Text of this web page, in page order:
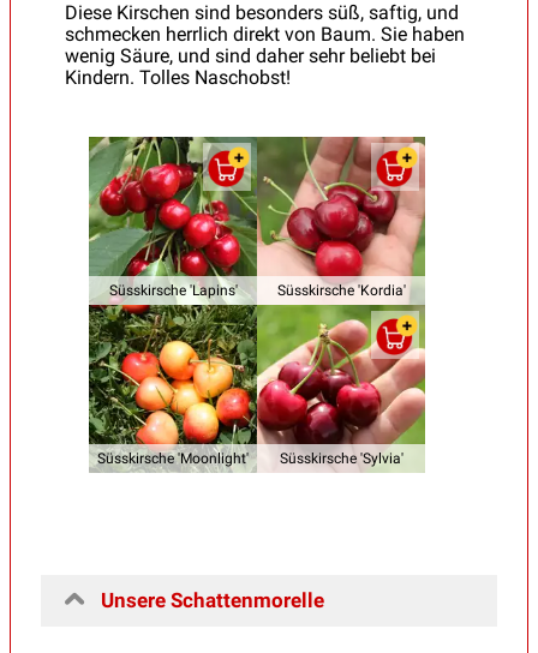
Diese Kirschen sind besonders süß, saftig, und
schmecken herrlich direkt von Baum. Sie haben
wenig Säure, und sind daher sehr beliebt bei
Kindern. Tolles Naschobst!
Süsskirsche 'Lapins' Süsskirsche 'Kordia'
Süsskirsche 'Moonlight' Süsskirsche 'Sylvia'
Unsere Schattenmorelle